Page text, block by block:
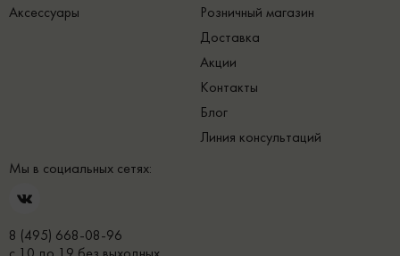
Аксессуары
Розничный магазин
Доставка
Акции
Контакты
Блог
Линия консультаций
Мы в социальных сетях:
8 (495) 668-08-96